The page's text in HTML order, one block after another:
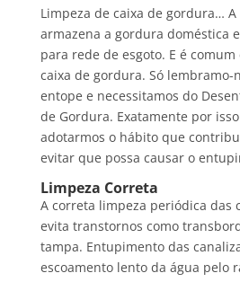
Limpeza de caixa de gordura…
armazena a gordura doméstica
para rede de esgoto. E é
caixa de gordura. Só lembramo-
entope e necessitamos do
de Gordura. Exatamente por
adotarmos o hábito que
evitar que possa causar o
Limpeza Correta
A correta limpeza periódica das
evita transtornos como
tampa. Entupimento das
escoamento lento da água pelo